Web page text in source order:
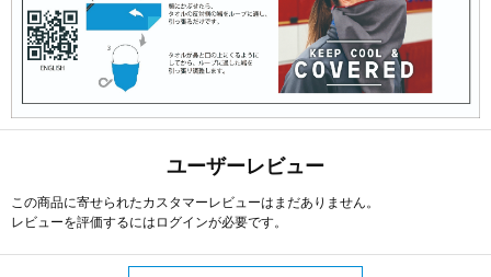
ユーザーレビュー
この商品に寄せられたカスタマーレビューはまだありません。
レビューを評価するには ログインが必要です。